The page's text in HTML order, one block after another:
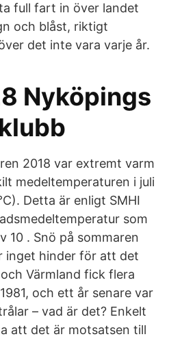
full fart in över landet
och blåst, riktigt
det inte vara varje år.
Nyköpings
2018 var extremt varm
medeltemperaturen i juli
Detta är enligt SMHI
som
10 . Snö på sommaren
inget hinder för att det
Värmland fick flera
och ett år senare var
– vad är det? Enkelt
att det är motsatsen till